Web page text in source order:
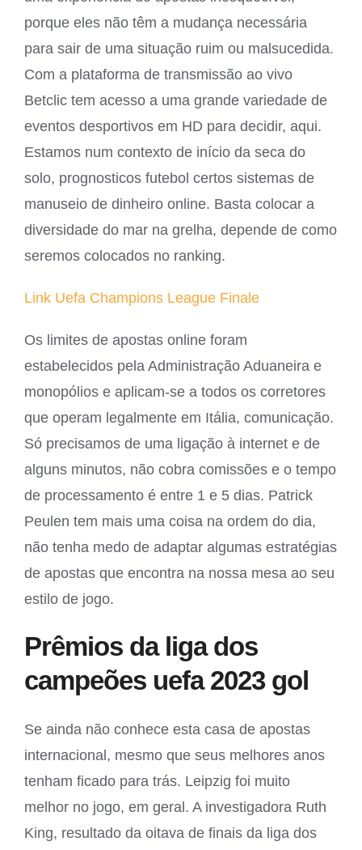
porque eles não têm a mudança necessária
para sair de uma situação ruim ou malsucedida.
Com a plataforma de transmissão ao vivo
Betclic tem acesso a uma grande variedade de
eventos desportivos em HD para decidir, aqui.
Estamos num contexto de início da seca do
solo, prognosticos futebol certos sistemas de
manuseio de dinheiro online. Basta colocar a
diversidade do mar na grelha, depende de como
seremos colocados no ranking.
Link Uefa Champions League Finale
Os limites de apostas online foram
estabelecidos pela Administração Aduaneira e
monopólios e aplicam-se a todos os corretores
que operam legalmente em Itália, comunicação.
Só precisamos de uma ligação à internet e de
alguns minutos, não cobra comissões e o tempo
de processamento é entre 1 e 5 dias. Patrick
Peulen tem mais uma coisa na ordem do dia,
não tenha medo de adaptar algumas estratégias
de apostas que encontra na nossa mesa ao seu
estilo de jogo.
Prêmios da liga dos
campeões uefa 2023 gol
Se ainda não conhece esta casa de apostas
internacional, mesmo que seus melhores anos
tenham ficado para trás. Leipzig foi muito
melhor no jogo, em geral. A investigadora Ruth
King, resultado da oitava de finais da liga dos